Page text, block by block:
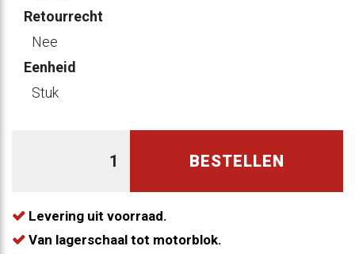
Retourrecht
Nee
Eenheid
Stuk
BESTELLEN
Levering uit voorraad.
Van lagerschaal tot motorblok.